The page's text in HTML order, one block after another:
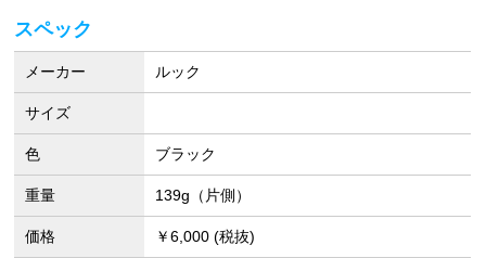
スペック
メーカー ルック
サイズ
色 ブラック
重量 139g（片側）
価格 ￥6,000 (税抜)